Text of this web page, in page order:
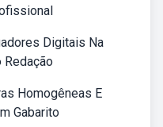
Digitais Na
Redação
Homogêneas E
Gabarito